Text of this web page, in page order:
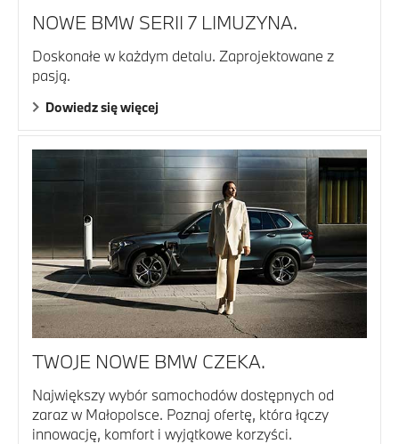
NOWE BMW SERII 7 LIMUZYNA.
Doskonałe w każdym detalu. Zaprojektowane z
pasją.
Dowiedz się więcej
TWOJE NOWE BMW CZEKA.
Największy wybór samochodów dostępnych od
zaraz w Małopolsce. Poznaj ofertę, która łączy
innowację, komfort i wyjątkowe korzyści.